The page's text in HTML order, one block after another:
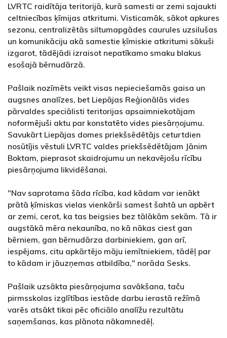
LVRTC raidītāja teritorijā, kurā samesti ar zemi sajaukti
celtniecības ķīmijas atkritumi. Visticamāk, sākot apkures
sezonu, centralizētās siltumapgādes caurules uzsilušas
un komunikāciju akā samestie ķīmiskie atkritumi sākuši
izgarot, tādējādi izraisot nepatīkamo smaku blakus
esošajā bērnudārzā.
Pašlaik nozīmēts veikt visas nepieciešamās gaisa un
augsnes analīzes, bet Liepājas Reģionālās vides
pārvaldes speciālisti teritorijas apsaimniekotājam
noformējuši aktu par konstatēto vides piesārņojumu.
Savukārt Liepājas domes priekšsēdētājs ceturtdien
nosūtījis vēstuli LVRTC valdes priekšsēdētājam Jānim
Boktam, pieprasot skaidrojumu un nekavējošu rīcību
piesārņojuma likvidēšanai.
"Nav saprotama šāda rīcība, kad kādam var ienākt
prātā ķīmiskas vielas vienkārši samest šahtā un apbērt
ar zemi, cerot, ka tas beigsies bez tālākām sekām. Tā ir
augstākā mēra nekaunība, no kā nākas ciest gan
bērniem, gan bērnudārza darbiniekiem, gan arī,
iespējams, citu apkārtējo māju iemītniekiem, tādēļ par
to kādam ir jāuzņemas atbildība," norāda Sesks.
Pašlaik uzsākta piesārņojuma savākšana, taču
pirmsskolas izglītības iestāde darbu ierastā režīmā
varēs atsākt tikai pēc oficiālo analīžu rezultātu
saņemšanas, kas plānota nākamnedēļ.